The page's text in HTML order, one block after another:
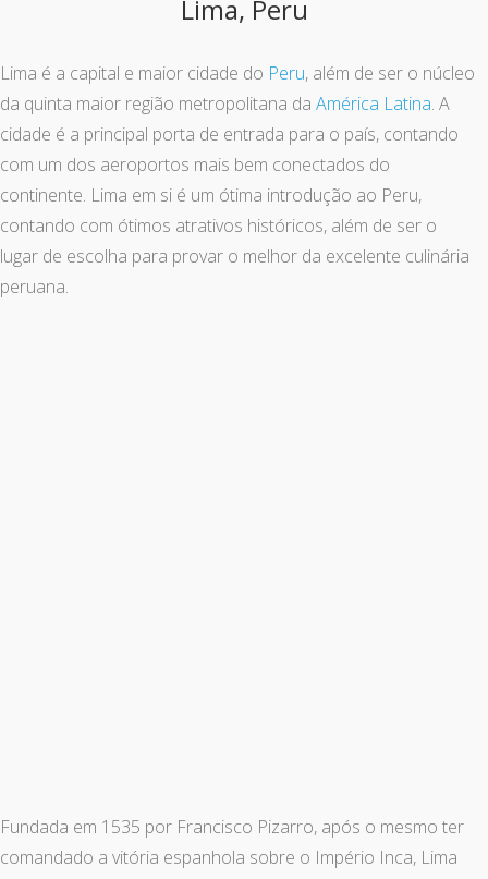
Lima, Peru
Lima é a capital e maior cidade do Peru, além de ser o núcleo
da quinta maior região metropolitana da América Latina. A
cidade é a principal porta de entrada para o país, contando
com um dos aeroportos mais bem conectados do
continente. Lima em si é um ótima introdução ao Peru,
contando com ótimos atrativos históricos, além de ser o
lugar de escolha para provar o melhor da excelente culinária
peruana.
Fundada em 1535 por Francisco Pizarro, após o mesmo ter
comandado a vitória espanhola sobre o Império Inca, Lima